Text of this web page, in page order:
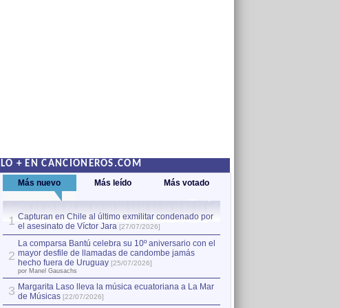
LO + EN CANCIONEROS.COM
Más nuevo Más leído Más votado
1 Capturan en Chile al último exmilitar condenado por
el asesinato de Víctor Jara [27/07/2026]
2
La comparsa Bantú celebra su 10º aniversario con el
mayor desfile de llamadas de candombe jamás
hecho fuera de Uruguay [25/07/2026]
por Manel Gausachs
3 Margarita Laso lleva la música ecuatoriana a La Mar
de Músicas [22/07/2026]